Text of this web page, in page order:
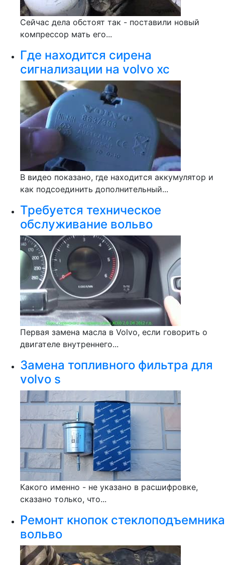
Сейчас дела обстоят так - поставили новый
компрессор мать его...
Где находится сирена
сигнализации на volvo xc
В видео показано, где находится аккумулятор и
как подсоединить дополнительный...
Требуется техническое
обслуживание вольво
Первая замена масла в Volvo, если говорить о
двигателе внутреннего...
Замена топливного фильтра для
volvo s
Какого именно - не указано в расшифровке,
сказано только, что...
Ремонт кнопок стеклоподъемника
вольво